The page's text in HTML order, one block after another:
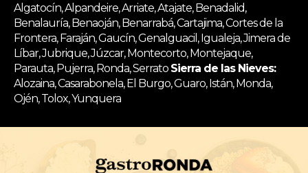
Algatocín, Alpandeire, Arriate, Atajate, Benadalid,
Benalauría, Benaoján, Benarrabá, Cartajima, Cortes de la
Frontera, Faraján, Gaucín, Genalguacil, Igualeja, Jimera de
Líbar, Jubrique, Júzcar, Montecorto, Montejaque,
Parauta, Pujerra, Ronda, Serrato Sierra de las Nieves:
Alozaina, Casarabonela, El Burgo, Guaro, Istán, Monda,
Ojén, Tolox, Yunquera